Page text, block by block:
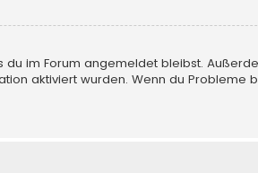
du im Forum angemeldet bleibst.
aktiviert wurden. Wenn du